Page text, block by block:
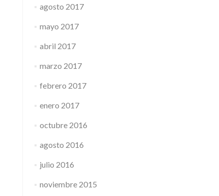
agosto 2017
mayo 2017
abril 2017
marzo 2017
febrero 2017
enero 2017
octubre 2016
agosto 2016
julio 2016
noviembre 2015